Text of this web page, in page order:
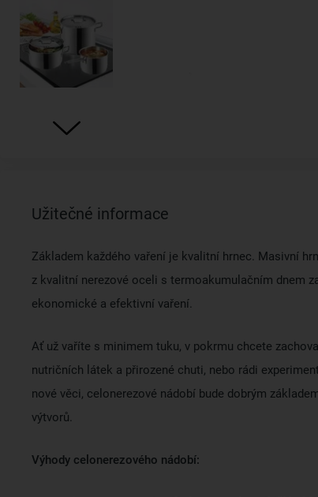
Užitečné informace
Základem každého vaření je kvalitní hrnec. Masivní
z kvalitní nerezové oceli s termoakumulačním dnem
ekonomické a efektivní vaření.
Ať už vaříte s minimem tuku, v pokrmu chcete
nutričních látek a přirozené chuti, nebo rádi
nové věci, celonerezové nádobí bude dobrým
výtvorů.
Výhody celonerezového nádobí: